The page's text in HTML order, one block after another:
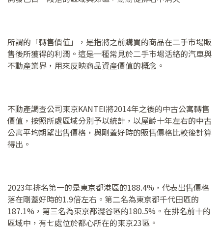
所謂的「轉售價值」，是指將之前購買的商品在二手市場販
售後所獲得的利潤。這是一種常見於二手市場活絡的汽車與
不動產業界，用來反映商品資產價值的概念。
不動產調查公司東京KANTEI將2014年之後的中古公寓轉售
價值，按照所處區域分別予以統計，以屋齡十年左右的中古
公寓平均期望出售價格，與剛蓋好時的販售價格比較後計算
得出。
2023年排名第一的是東京都港區的188.4%，代表出售價格
落在剛蓋好時的1.9倍左右。第二名為東京都千代田區的
187.1%，第三名為東京都澀谷區的180.5%。在排名前十的
區域中，有七處位於都心所在的東京23區。